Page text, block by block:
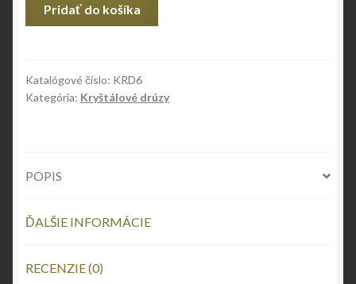
Pridať do košíka
Katalógové číslo: KRD6
Kategória: Kryštálové drúzy
POPIS
ĎALŠIE INFORMÁCIE
RECENZIE (0)